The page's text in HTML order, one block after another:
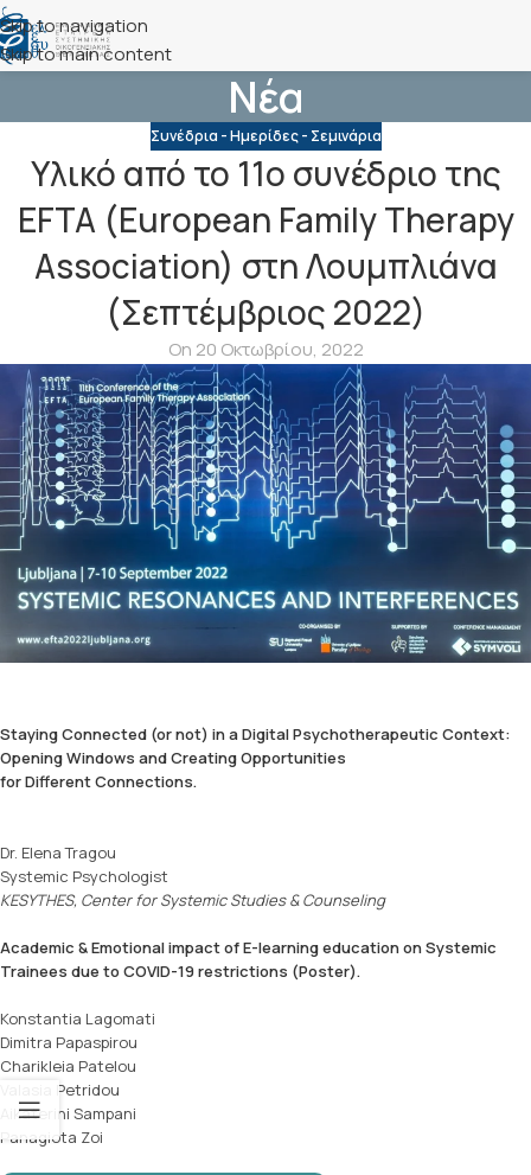
Skip to navigation
Skip to main content
Νέα
Συνέδρια - Ημερίδες - Σεμινάρια
Υλικό από το 11ο συνέδριο της
EFTA (European Family Therapy
Association) στη Λουμπλιάνα
(Σεπτέμβριος 2022)
On 20 Οκτωβρίου, 2022
Staying Connected (or not) in a Digital Psychotherapeutic Context:
Opening Windows and Creating Opportunities
for Different Connections.
Dr. Elena Tragou
Systemic Psychologist
KESYTHES, Center for Systemic Studies & Counseling
Academic & Emotional impact of E-learning education on Systemic
Trainees due to COVID-19 restrictions (Poster).
Konstantia Lagomati
Dimitra Papaspirou
Charikleia Patelou
Valasia Petridou
Aikaterini Sampani
Panagiota Zoi